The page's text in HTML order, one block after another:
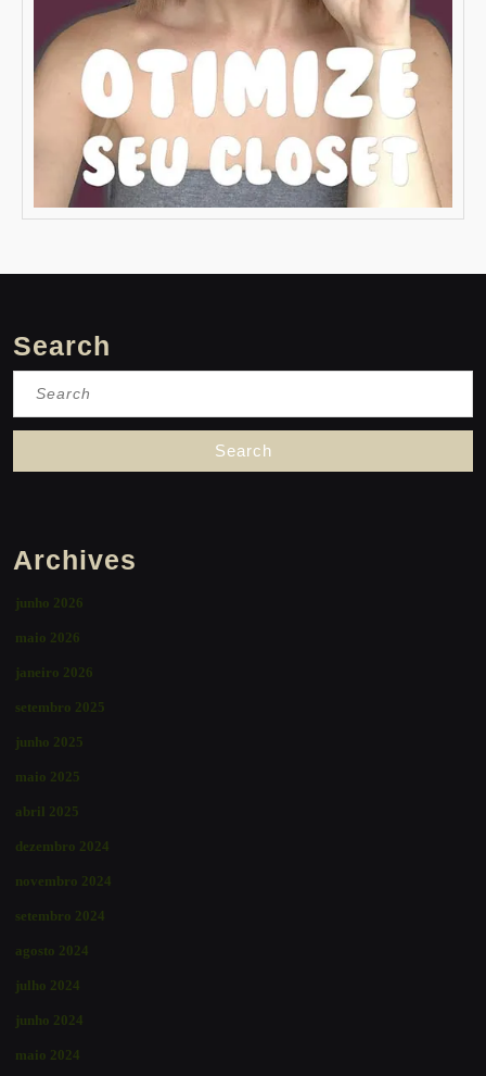
Search
Archives
junho 2026
maio 2026
janeiro 2026
setembro 2025
junho 2025
maio 2025
abril 2025
dezembro 2024
novembro 2024
setembro 2024
agosto 2024
julho 2024
junho 2024
maio 2024